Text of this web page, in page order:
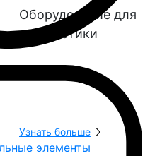
Оборудование для
геопластики
Узнать больше
элементы